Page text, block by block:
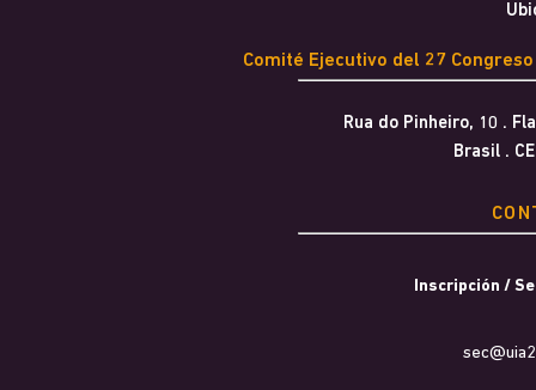
Comité Ejecutivo del 27
Rua do Pinheiro, 10 .
Brasil .
Inscripción /